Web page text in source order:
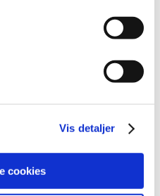
Vis detaljer
cookies